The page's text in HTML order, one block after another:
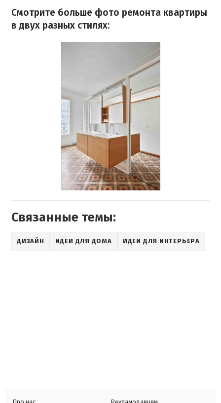
Смотрите больше фото ремонта квартиры
в двух разных стилях:
Связанные темы:
ДИЗАЙН ИДЕИ ДЛЯ ДОМА ИДЕИ ДЛЯ ИНТЕРЬЕРА